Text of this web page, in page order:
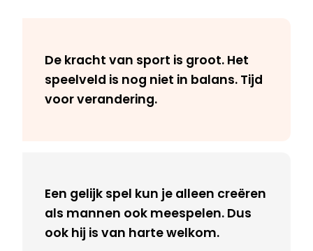
De kracht van sport is groot. Het
speelveld is nog niet in balans. Tijd
voor verandering.
Een gelijk spel kun je alleen creëren
als mannen ook meespelen. Dus
ook hij is van harte welkom.